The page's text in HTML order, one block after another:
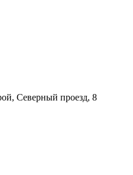
Северный проезд, 8